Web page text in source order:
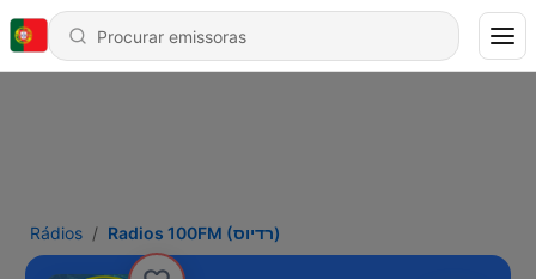
Rádios Radios 100FM (רדיוס)